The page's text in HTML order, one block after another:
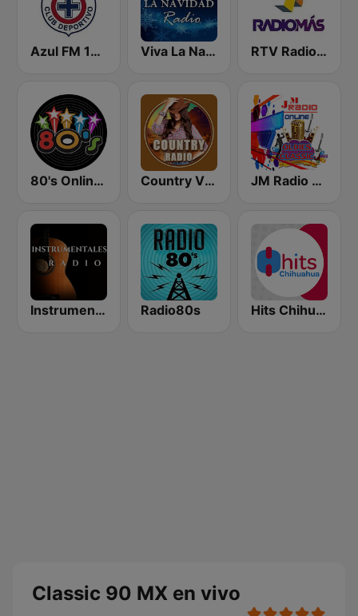
Azul FM 103.9 Viva La Navidad Radio RTV Radio Más
80's Online Radio Country Vibes JM Radio Oldies Classic
Instrumentales Radio Radio80s Hits Chihuahua
Classic 90 MX en vivo